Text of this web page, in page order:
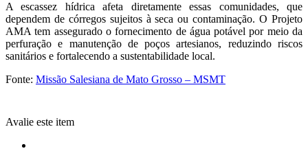
A escassez hídrica afeta diretamente essas comunidades, que
dependem de córregos sujeitos à seca ou contaminação. O Projeto
AMA tem assegurado o fornecimento de água potável por meio da
perfuração e manutenção de poços artesianos, reduzindo riscos
sanitários e fortalecendo a sustentabilidade local.
Fonte: Missão Salesiana de Mato Grosso – MSMT
Avalie este item